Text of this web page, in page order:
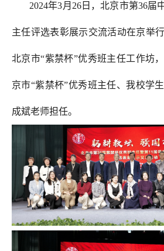
2024年3月26日，北京市第36届
主任评选表彰展示交流活动在京举
北京市“紫禁杯”优秀班主任工作坊
京市“紫禁杯”优秀班主任、我校学
成斌老师担任。